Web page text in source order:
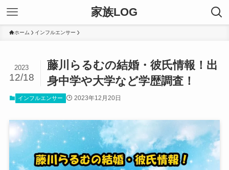
家族LOG
ホーム インフルエンサー
藤川らるむの結婚・彼氏情報！出
身中学や大学など学歴調査！
2023
12/18
インフルエンサー 2023年12月20日